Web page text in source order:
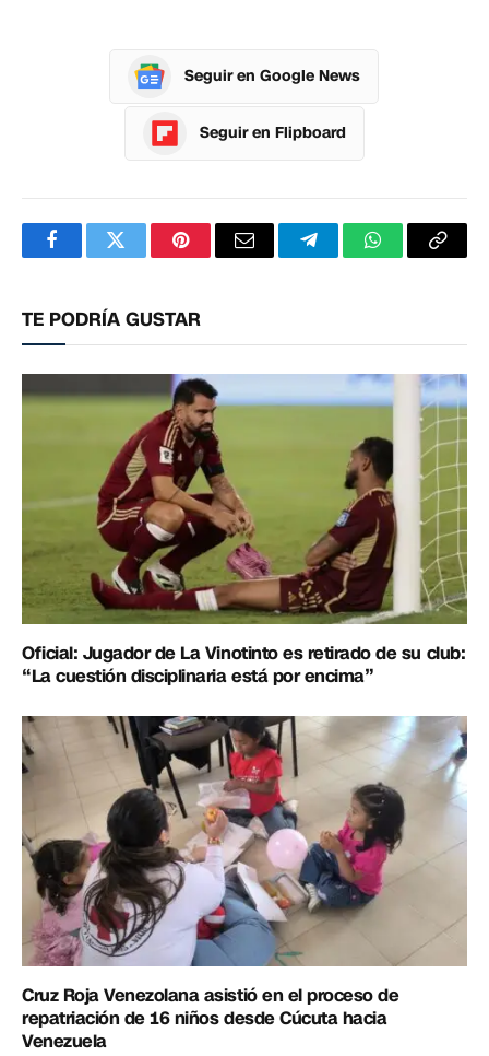
Seguir en Google News
Seguir en Flipboard
FacebookTwitterPinterestCorreoTelegramWhatsApp
TE PODRÍA GUSTAR
Oficial: Jugador de La Vinotinto es retirado de su club:
“La cuestión disciplinaria está por encima”
Cruz Roja Venezolana asistió en el proceso de
repatriación de 16 niños desde Cúcuta hacia
Venezuela